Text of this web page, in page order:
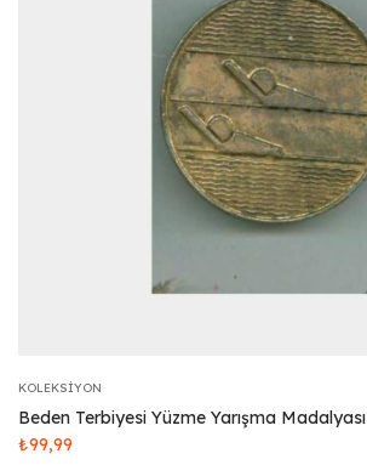
KOLEKSIYON
Beden Terbiyesi Yüzme Yarışma Madalyası
₺99,99